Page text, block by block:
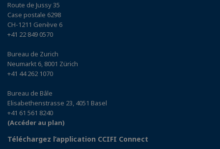
Route de Jussy 35
Case postale 6298
CH-1211 Genève 6
+41 22 849 0570
Bureau de Zurich
Neumarkt 6, 8001 Zürich
+41 44 262 1070
Bureau de Bâle
Elisabethenstrasse 23, 4051 Basel
+41 61 561 8240
(Accéder au plan)
Téléchargez l’application CCIFI Connect